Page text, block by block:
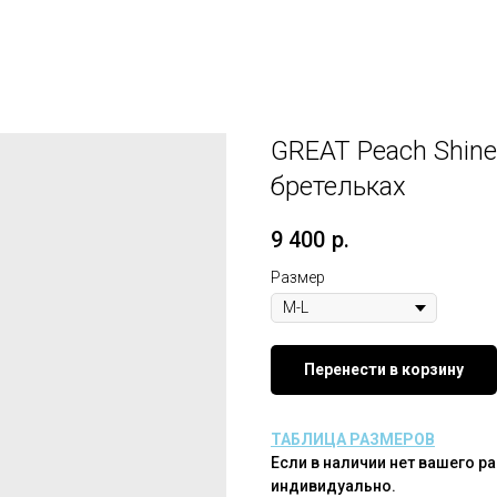
GREAT Peach
бретельках
9 400 р.
Размер
Перенести в корзину
ТАБЛИЦА РАЗМЕРОВ
Если в наличии нет вашего
индивидуально.